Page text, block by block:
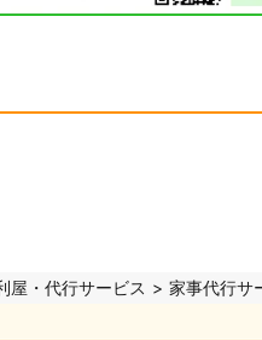
屋・代行サービス 家事代行サ